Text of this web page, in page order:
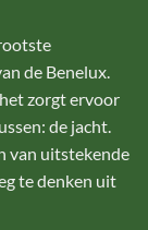
de Benelux.
zorgt ervoor
de jacht.
van uitstekende
te denken uit